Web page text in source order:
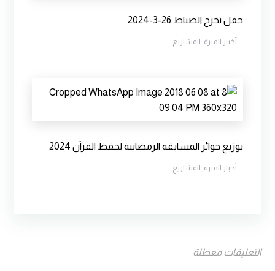
حفل تخرج الضباط 26-3-2024
أخبار المبرة, المشاريع
توزيع جوائز المسابقة الرمضانية لحفظ القرآن 2024
أخبار المبرة, المشاريع
التعليقات معطلة